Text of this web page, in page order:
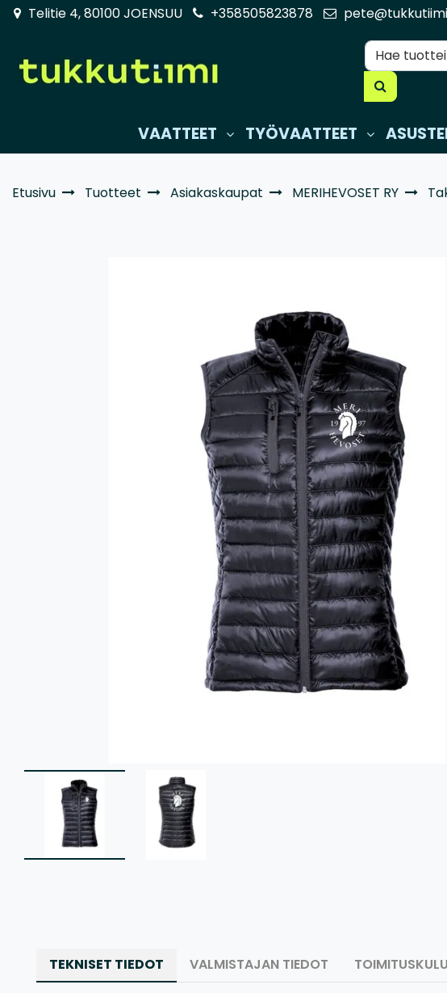
Siirry pääsisältöön
Telitie 4, 80100 JOENSUU +358505823878
VAATTEET TYÖVAATTEET
Etusivu Tuotteet Asiakaskaupat MERIHEVOSET RY
TEKNISET TIEDOT VALMISTAJAN TIEDOT